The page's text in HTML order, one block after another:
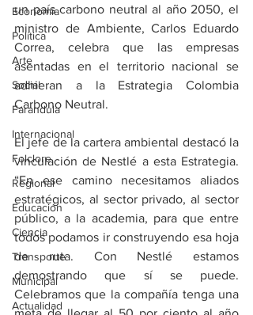
Economía
Política
Arte
Social
Farandula
Internacional
Folclore
Regional
Educación
Ciencia
Transporte
Municipal
Actualidad
un país carbono neutral al año 2050, el
ministro de Ambiente, Carlos Eduardo
Correa, celebra que las empresas
asentadas en el territorio nacional se
adhieran a la Estrategia Colombia
Carbono Neutral.
El jefe de la cartera ambiental destacó la
vinculación de Nestlé a esta Estrategia.
“En ese camino necesitamos aliados
estratégicos, al sector privado, al sector
público, a la academia, para que entre
todos podamos ir construyendo esa hoja
de ruta. Con Nestlé estamos
demostrando que sí se puede.
Celebramos que la compañía tenga una